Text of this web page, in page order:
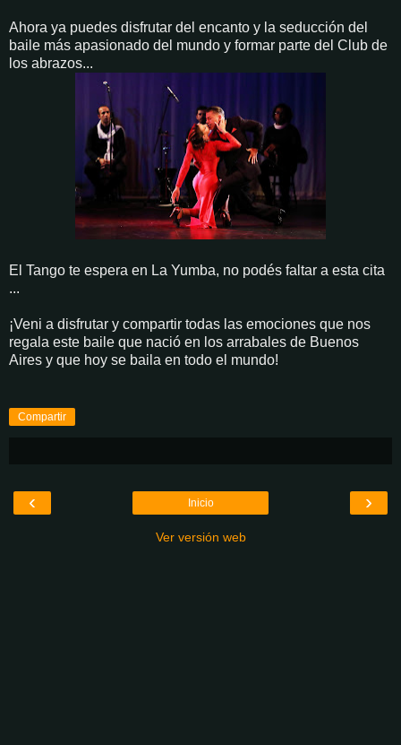
Ahora ya puedes disfrutar del encanto y la seducción del
baile más apasionado del mundo y formar parte del Club de
los abrazos...
El Tango te espera en La Yumba, no podés faltar a esta cita
...
¡Veni a disfrutar y compartir todas las emociones que nos
regala este baile que nació en los arrabales de Buenos
Aires y que hoy se baila en todo el mundo!
Compartir
‹ ›
Inicio
Ver versión web